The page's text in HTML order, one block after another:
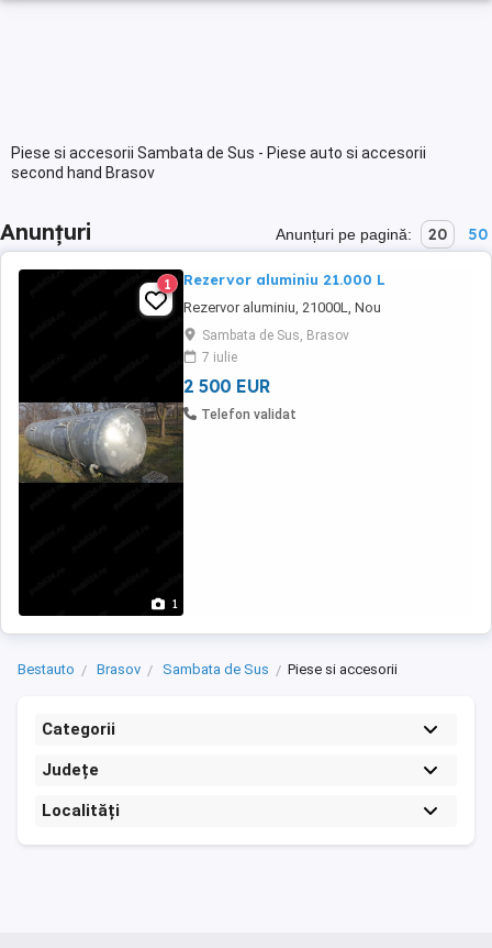
Piese si accesorii Sambata de Sus - Piese auto si accesorii
second hand Brasov
Anunțuri Anunțuri pe pagină: 20 50
1
1 Rezervor aluminiu 21.000 L
Rezervor aluminiu, 21000L, Nou
Sambata de Sus, Brasov
7 iulie
2 500 EUR
Telefon validat
Bestauto Brasov Sambata de Sus Piese si accesorii
Categorii
Județe
Localități